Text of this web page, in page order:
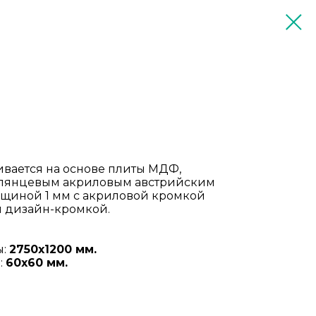
на основе плиты МДФ,
акриловым австрийским
1 мм с акриловой кромкой
дизайн-кромкой.
2750х1200 мм.
60х60 мм.